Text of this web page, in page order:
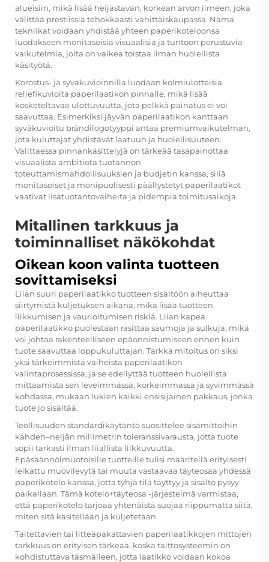
alueisiin, mikä lisää heijastavan, korkean arvon ilmeen, joka
välittää prestiissiä tehokkaasti vähittäiskaupassa. Nämä
tekniikat voidaan yhdistää yhteen paperikoteloonsa
luodakseen monitasoisia visuaalisia ja tuntoon perustuvia
vaikutelmia, joita on vaikea toistaa ilman huolellista
käsityötä.
Korostus- ja syväkuvioinnilla luodaan kolmiulotteisia
reliefikuvioita paperilaatikon pinnalle, mikä lisää
kosketeltavaa ulottuvuutta, jota pelkkä painatus ei voi
saavuttaa. Esimerkiksi jäyvän paperilaatikon kanttaan
syväkuvioitu brändilogotyyppi antaa premiumvaikutelman,
jota kuluttajat yhdistävät laatuun ja huolellisuuteen.
Valittaessa pinnankäsittelyjä on tärkeää tasapainottaa
visuaalista ambitiota tuotannon
toteuttamismahdollisuuksien ja budjetin kanssa, sillä
monitasoiset ja monipuolisesti päällystetyt paperilaatikot
vaativat lisätuotantovaiheita ja pidempiä toimitusaikoja.
Mitallinen tarkkuus ja
toiminnalliset näkökohdat
Oikean koon valinta tuotteen
sovittamiseksi
Liian suuri paperilaatikko tuotteen sisältöön aiheuttaa
siirtymistä kuljetuksen aikana, mikä lisää tuotteen
liikkumisen ja vaurioitumisen riskiä. Liian kapea
paperilaatikko puolestaan rasittaa saumoja ja sulkuja, mikä
voi johtaa rakenteelliseen epäonnistumiseen ennen kuin
tuote saavuttaa loppukuluttajan. Tarkka mitoitus on siksi
yksi tärkeimmistä vaiheista paperilaatikon
valintaprosessissa, ja se edellyttää tuotteen huolellista
mittaamista sen leveimmässä, korkeimmassa ja syvimmässä
kohdassa, mukaan lukien kaikki ensisijainen pakkaus, jonka
tuote jo sisältää.
Teollisuuden standardikäytäntö suosittelee sisämittoihin
kahden–neljän millimetrin toleranssivarausta, jotta tuote
sopii tarkasti ilman liiallista liikkuvuutta.
Epäsäännölmuotoisille tuotteille tulisi määritellä erityisesti
leikattu muovilevytä tai muuta vastaavaa täyteosaa yhdessä
paperikotelo kanssa, jotta tyhjä tila täyttyy ja sisältö pysyy
paikallaan. Tämä kotelo+täyteosa -järjestelmä varmistaa,
että paperikotelo tarjoaa yhtenäistä suojaa riippumatta siitä,
miten sitä käsitellään ja kuljetetaan.
Taitettavien tai litteäpakattavien paperilaatikkojen mittojen
tarkkuus on erityisen tärkeää, koska taittosysteemin on
kohdistuttava täsmälleen, jotta laatikko voidaan kokoa